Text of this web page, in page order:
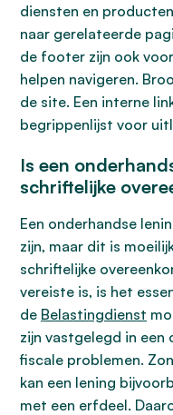
diensten en
naar gerelateerde
de footer zijn ook
helpen navigeren.
de site. Een interne
begrippenlijst voor
Is een
schriftelijke
Een onderhandse
zijn, maar dit is
schriftelijke
vereiste is, is het
de Belastingdienst
zijn vastgelegd in
fiscale problemen.
kan een lening
met een erfdeel.